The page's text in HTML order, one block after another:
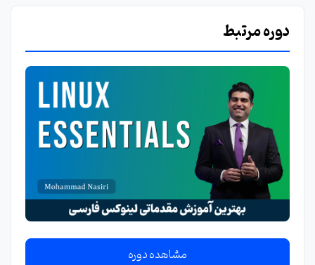
دوره مرتبط
مشاهده دوره